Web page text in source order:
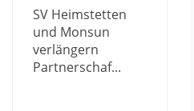
SV Heimstetten
und Monsun
verlängern
Partnerschaf...